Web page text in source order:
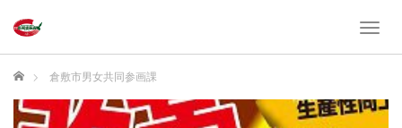
T
l
e
ホーム 倉敷市男女共同参画課